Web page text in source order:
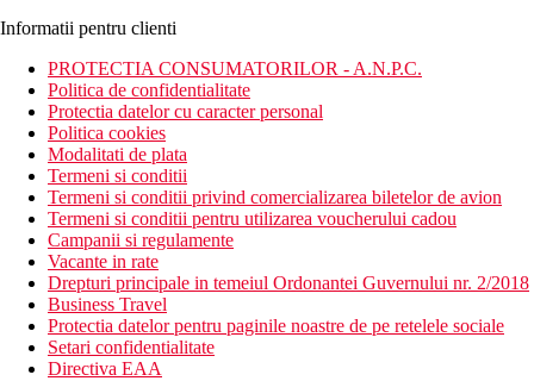
Informatii pentru clienti
PROTECTIA CONSUMATORILOR - A.N.P.C.
Politica de confidentialitate
Protectia datelor cu caracter personal
Politica cookies
Modalitati de plata
Termeni si conditii
Termeni si conditii privind comercializarea biletelor de avion
Termeni si conditii pentru utilizarea voucherului cadou
Campanii si regulamente
Vacante in rate
Drepturi principale in temeiul Ordonantei Guvernului nr. 2/2018
Business Travel
Protectia datelor pentru paginile noastre de pe retelele sociale
Setari confidentialitate
Directiva EAA